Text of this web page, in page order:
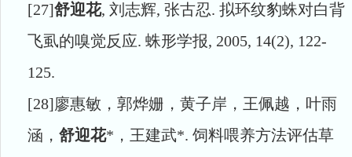
[27]舒迎花, 刘志辉, 张古忍. 拟环纹豹蛛对白背
飞虱的嗅觉反应. 蛛形学报, 2005, 14(2), 122-
125.
[28]廖惠敏，郭烨姗，黄子岸，王佩越，叶雨
涵， 舒迎花* ，王建武*. 饲料喂养方法评估草